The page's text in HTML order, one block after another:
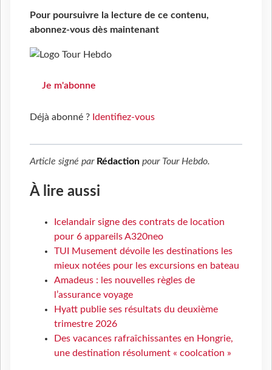
Pour poursuivre la lecture de ce contenu,
abonnez-vous dès maintenant
Je m'abonne
Déjà abonné ? Identifiez-vous
Article signé par Rédaction pour Tour Hebdo.
À lire aussi
Icelandair signe des contrats de location
pour 6 appareils A320neo
TUI Musement dévoile les destinations les
mieux notées pour les excursions en bateau
Amadeus : les nouvelles règles de
l’assurance voyage
Hyatt publie ses résultats du deuxième
trimestre 2026
Des vacances rafraîchissantes en Hongrie,
une destination résolument « coolcation »